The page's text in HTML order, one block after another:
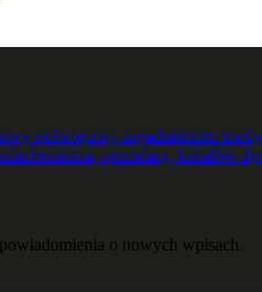
poświęcony zagadnieniom
sprzedaży, kanałów
o nowych wpisach.